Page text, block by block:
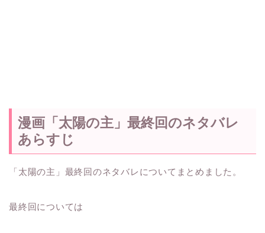
漫画「太陽の主」最終回のネタバレ
あらすじ
「太陽の主」最終回のネタバレについてまとめました。
最終回については